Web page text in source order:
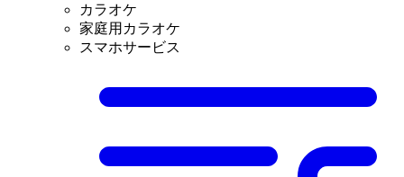
カラオケ
家庭用カラオケ
スマホサービス